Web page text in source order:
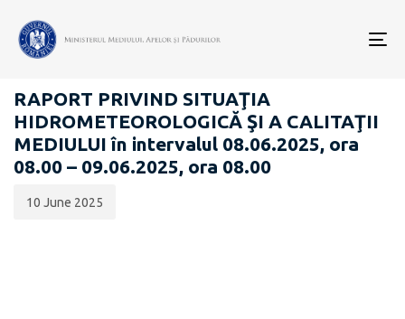
RAPOARTE ZILNICE STAREA MEDIULUI
RAPORT PRIVIND SITUAŢIA
HIDROMETEOROLOGICĂ ŞI A CALITAŢII
MEDIULUI în intervalul 08.06.2025, ora
08.00 – 09.06.2025, ora 08.00
publicării:
10 June 2025